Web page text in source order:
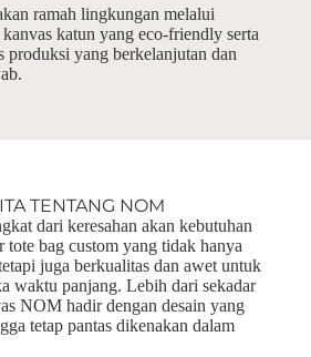
ramah lingkungan melalui
katun yang eco-friendly serta
produksi yang berkelanjutan dan
TENTANG NOM
dari keresahan akan kebutuhan
tote bag custom yang tidak hanya
juga berkualitas dan awet untuk
waktu panjang. Lebih dari sekadar
NOM hadir dengan desain yang
tetap pantas dikenakan dalam